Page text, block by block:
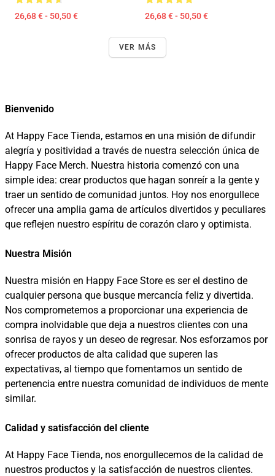
26,68 € - 50,50 € 26,68 € - 50,50 €
VER MÁS
Bienvenido
At Happy Face Tienda, estamos en una misión de difundir
alegría y positividad a través de nuestra selección única de
Happy Face Merch. Nuestra historia comenzó con una
simple idea: crear productos que hagan sonreír a la gente y
traer un sentido de comunidad juntos. Hoy nos enorgullece
ofrecer una amplia gama de artículos divertidos y peculiares
que reflejen nuestro espíritu de corazón claro y optimista.
Nuestra Misión
Nuestra misión en Happy Face Store es ser el destino de
cualquier persona que busque mercancía feliz y divertida.
Nos comprometemos a proporcionar una experiencia de
compra inolvidable que deja a nuestros clientes con una
sonrisa de rayos y un deseo de regresar. Nos esforzamos por
ofrecer productos de alta calidad que superen las
expectativas, al tiempo que fomentamos un sentido de
pertenencia entre nuestra comunidad de individuos de mente
similar.
Calidad y satisfacción del cliente
At Happy Face Tienda, nos enorgullecemos de la calidad de
nuestros productos y la satisfacción de nuestros clientes.